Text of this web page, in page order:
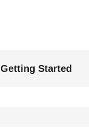
Getting Started